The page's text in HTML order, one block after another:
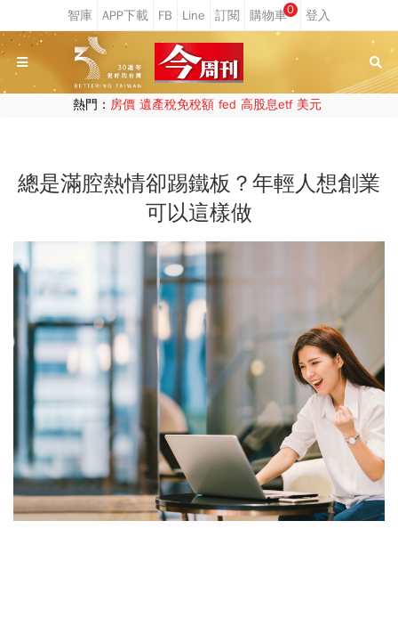
0
熱門： 房價 遺產稅免稅額 fed 高股息etf 美元
總是滿腔熱情卻踢鐵板？年輕人想創業
可以這樣做